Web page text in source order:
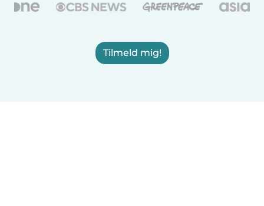
Tilmeld mig!